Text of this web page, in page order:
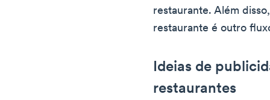
restaurante. Além
restaurante é outro
Ideias de
restaurantes